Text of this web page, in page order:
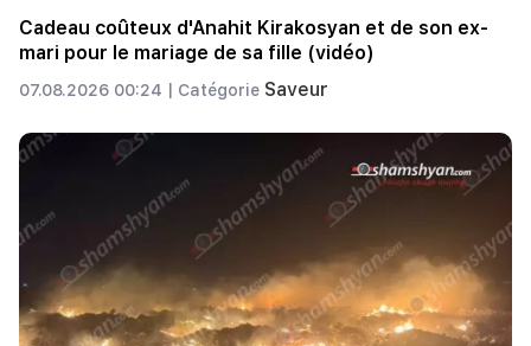
Cadeau coûteux d'Anahit Kirakosyan et de son ex-
mari pour le mariage de sa fille (vidéo)
07.08.2026 00:24 | Catégorie Saveur